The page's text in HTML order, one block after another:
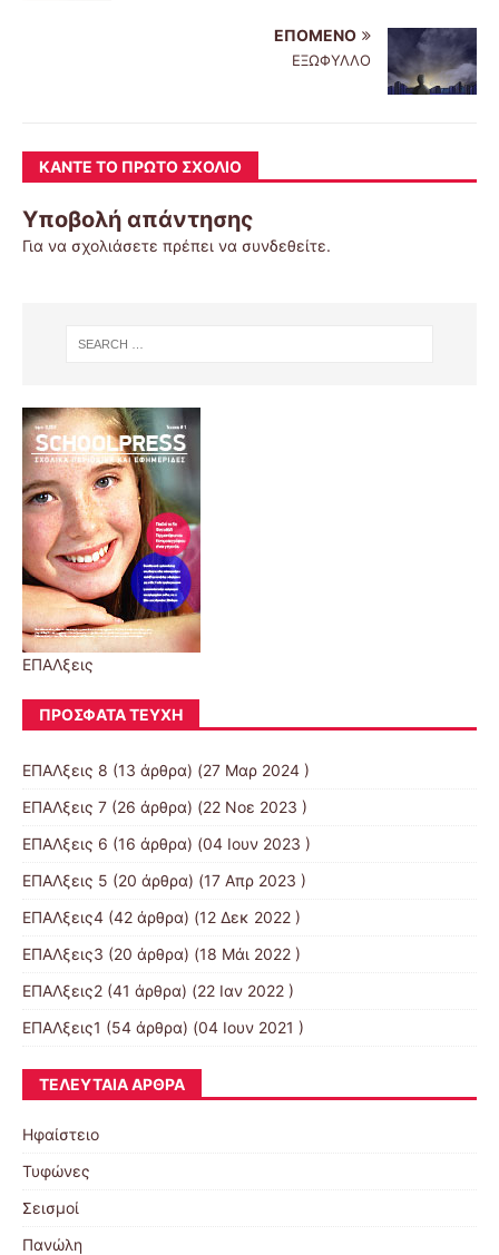
ΕΠΌΜΕΝΟ
ΕΞΩΦΥΛΛΟ
ΚΆΝΤΕ ΤΟ ΠΡΏΤΟ ΣΧΌΛΙΟ
Υποβολή απάντησης
Για να σχολιάσετε πρέπει να συνδεθείτε.
ΕΠΑΛξεις
ΠΡΌΣΦΑΤΑ ΤΕΎΧΗ
ΕΠΑΛξεις 8 (13 άρθρα) (27 Μαρ 2024 )
ΕΠΑΛξεις 7 (26 άρθρα) (22 Νοε 2023 )
ΕΠΑΛξεις 6 (16 άρθρα) (04 Ιουν 2023 )
ΕΠΑΛξεις 5 (20 άρθρα) (17 Απρ 2023 )
ΕΠΑΛξεις4 (42 άρθρα) (12 Δεκ 2022 )
ΕΠΑΛξεις3 (20 άρθρα) (18 Μάι 2022 )
ΕΠΑΛξεις2 (41 άρθρα) (22 Ιαν 2022 )
ΕΠΑΛξεις1 (54 άρθρα) (04 Ιουν 2021 )
ΤΕΛΕΥΤΑΊΑ ΆΡΘΡΑ
Ηφαίστειο
Τυφώνες
Σεισμοί
Πανώλη